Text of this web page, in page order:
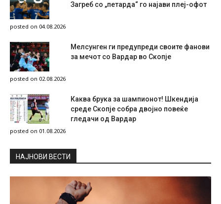
Загреб со „петарда“ го најави плеј-офот
posted on 04.08.2026
Мелсунген ги предупреди своите фанови
за мечот со Вардар во Скопје
posted on 02.08.2026
Каква брука за шампионот! Шкендија
среде Скопје собра двојно повеќе
гледачи од Вардар
posted on 01.08.2026
НAЈНОВИ ВЕСТИ